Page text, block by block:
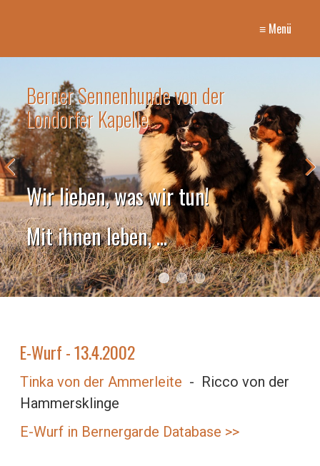
≡ Menü
Berner Sennenhunde von der
Londorfer Kapelle
Wir lieben, was wir tun!
Mit ihnen leben, ...
E-Wurf - 13.4.2002
Tinka von der Ammerleite - Ricco von der
Hammersklinge
E-Wurf in Bernergarde Database >>